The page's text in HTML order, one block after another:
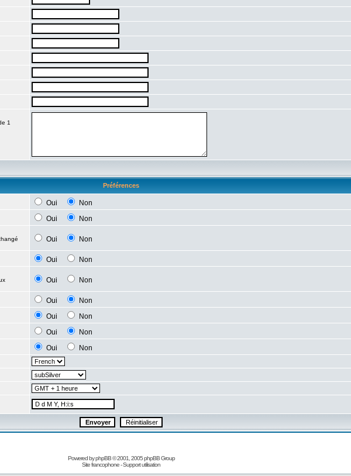
1
Préférences
Oui
Non
Oui
Non
Oui Non
Oui
Non
Oui Non
Oui
Non
Oui
Non
Oui
Non
Oui
Non
Powered byphpBB© 2001, 2005 phpBB Group
Site francophone-Support utilisation